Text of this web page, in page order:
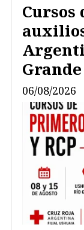
Cursos
Grande
06/08/2026